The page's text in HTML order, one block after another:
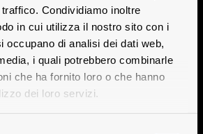
Condividiamo inoltre
in cui utilizza il nostro sito con i
occupano di analisi dei dati web,
i quali potrebbero combinarle
che ha fornito loro o che hanno
dei loro servizi.